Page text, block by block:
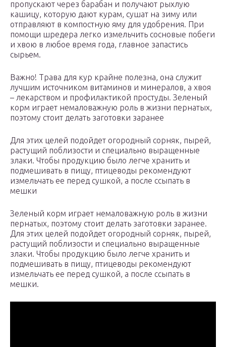
пропускают через барабан и получают рыхлую
кашицу, которую дают курам, сушат на зиму или
отправляют в компостную яму для удобрения. При
помощи шредера легко измельчить сосновые побеги
и хвою в любое время года, главное запастись
сырьем.
Важно! Трава для кур крайне полезна, она служит
лучшим источником витаминов и минералов, а хвоя
– лекарством и профилактикой простуды. Зеленый
корм играет немаловажную роль в жизни пернатых,
поэтому стоит делать заготовки заранее
Для этих целей подойдет огородный сорняк, пырей,
растущий поблизости и специально выращенные
злаки. Чтобы продукцию было легче хранить и
подмешивать в пищу, птицеводы рекомендуют
измельчать ее перед сушкой, а после ссыпать в
мешки
Зеленый корм играет немаловажную роль в жизни
пернатых, поэтому стоит делать заготовки заранее.
Для этих целей подойдет огородный сорняк, пырей,
растущий поблизости и специально выращенные
злаки. Чтобы продукцию было легче хранить и
подмешивать в пищу, птицеводы рекомендуют
измельчать ее перед сушкой, а после ссыпать в
мешки.